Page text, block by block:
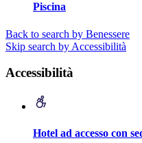
Piscina
Back to search by Benessere
Skip search by Accessibilità
Accessibilità
Hotel ad accesso con